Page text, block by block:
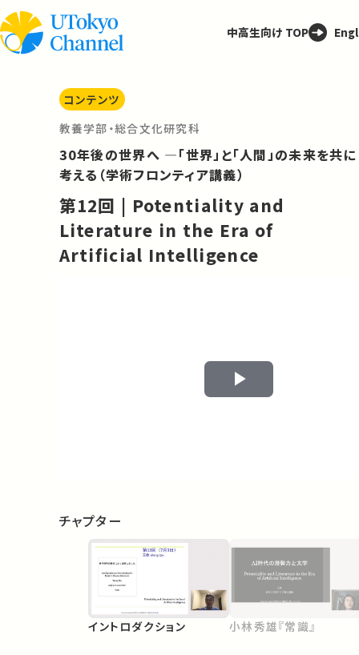
中高生向け TOP
コンテンツ
教養学部・総合文化研究科
30年後の世界へ ―「世界」と「人間」の未来を共に
考える（学術フロンティア講義）
第12回 | Potentiality and
Literature in the Era of
Artificial Intelligence
Play
チャプター
イントロダクション 小林秀雄『常識』